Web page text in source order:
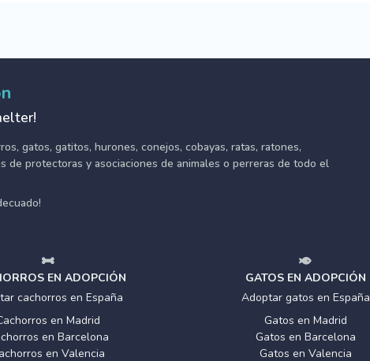
gatos, gatitos, hurones, conejos, cobayas, ratas, ratones,
de protectoras y asociaciones de animales o perreras de todo el
EN ADOPCIÓN
cachorros en España
en Madrid
en Barcelona
en Valencia
GATOS EN ADOPCIÓN
Adoptar gatos en España
Gatos en Madrid
Gatos en Barcelona
Gatos en Valencia